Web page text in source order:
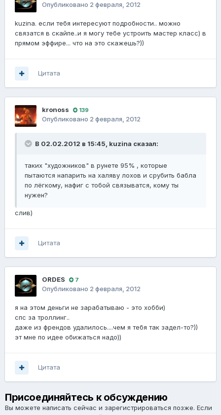
Опубликовано 2 февраля, 2012
kuzina. если тебя интересуют подробности.. можно
связатся в скайпе..и я могу тебе устроить мастер класс) в
прямом эффире... что на это скажешь?))
Цитата
kronoss 139
Опубликовано 2 февраля, 2012
В 02.02.2012 в 15:45, kuzina сказал:
таких "художников" в рунете 95% , которые
пытаются напарить на халяву лохов и срубить бабла
по лёгкому, нафиг с тобой связыватся, кому ты
нужен?
слив)
Цитата
ORDES 7
Опубликовано 2 февраля, 2012
я на этом деньги не зарабатываю - это хобби)
спс за троллинг..
даже из френдов удалилось....чем я тебя так задел-то?))
эт мне по идее обижаться надо))
Цитата
Присоединяйтесь к обсуждению
Вы можете написать сейчас и зарегистрироваться позже. Если